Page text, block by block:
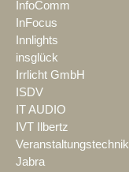
InfoComm
InFocus
Innlights
insglück
Irrlicht GmbH
ISDV
IT AUDIO
IVT Ilbertz
Veranstaltungstechnik
Jabra